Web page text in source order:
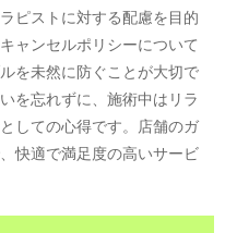
ピストに対する配慮を目的
ャンセルポリシーについて
を未然に防ぐことが大切で
を忘れずに、施術中はリラ
しての心得です。店舗のガ
快適で満足度の高いサービ